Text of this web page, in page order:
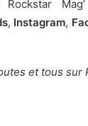
Rockstar
, Instagram,
et tous sur